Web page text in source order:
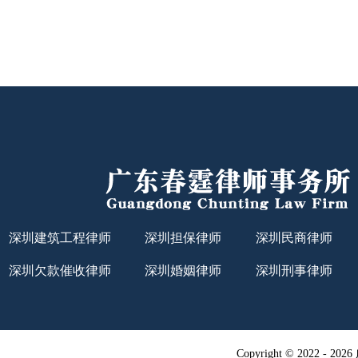
深圳建筑工程律师 深圳担保律师 深圳民商律师
深圳欠款催收律师 深圳婚姻律师 深圳刑事律师
Copyright © 2022 -